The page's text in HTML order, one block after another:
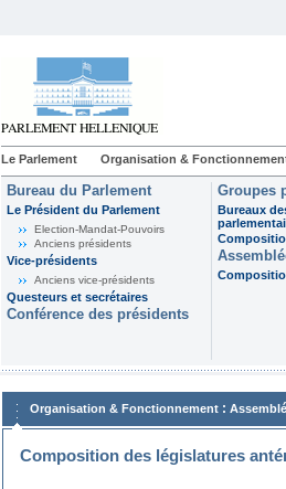
Le Parlement Organisation &
Bureau du Parlement
Le Président du Parlement
Election-Mandat-Pouvoirs
Anciens présidents
Vice-présidents
Anciens vice-présidents
Questeurs et secrétaires
Conférence des présidents
Groupes
Bureaux
Organisation & Fonctionnement :
Composition des législatures